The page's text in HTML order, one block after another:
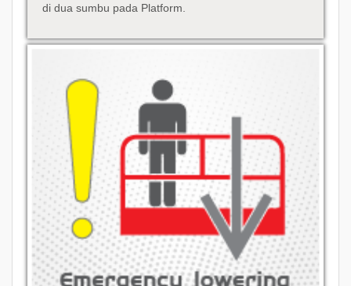
di dua sumbu pada Platform.